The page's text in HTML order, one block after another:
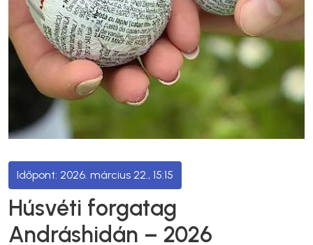
2026. március 22., 15:15
Húsvéti forgatag
Andráshidán – 2026